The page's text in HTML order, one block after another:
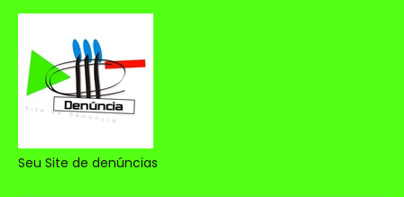
Seu Site de denúncias